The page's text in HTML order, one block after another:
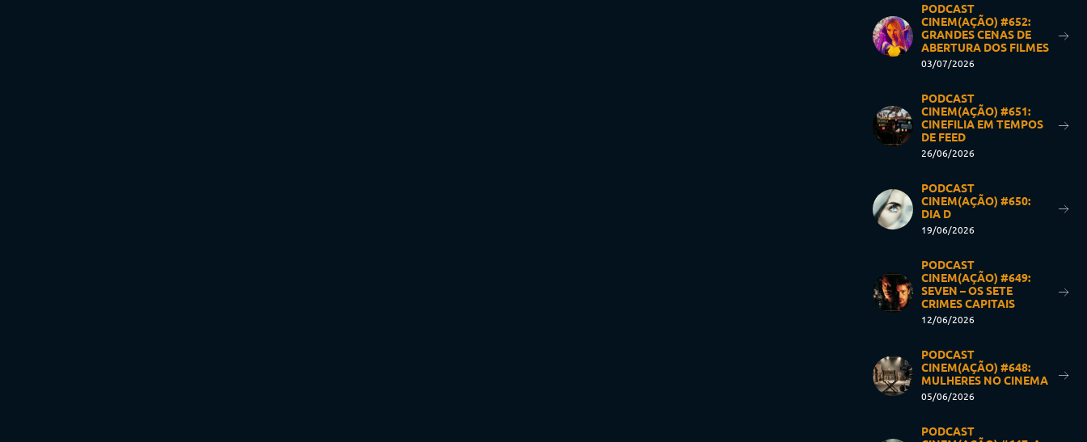
PODCAST
CINEM(AÇÃO) #652:
GRANDES CENAS DE
ABERTURA DOS FILMES
03/07/2026
PODCAST
CINEM(AÇÃO) #651:
CINEFILIA EM TEMPOS
DE FEED
26/06/2026
PODCAST
CINEM(AÇÃO) #650:
DIA D
19/06/2026
PODCAST
CINEM(AÇÃO) #649:
SEVEN – OS SETE
CRIMES CAPITAIS
12/06/2026
PODCAST
CINEM(AÇÃO) #648:
MULHERES NO CINEMA
05/06/2026
PODCAST